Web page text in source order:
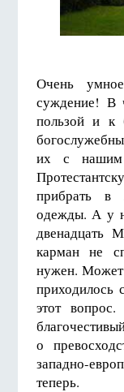
Очень
суждение! В
пользой и к
их с нашим
прибрать в
одежды. А у
двенадцать
карман не
нужен. Может
приходилось
этот
о
западно-
теперь.